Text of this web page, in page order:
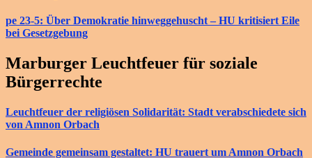
pe 23-5: Über Demokratie hinweggehuscht – HU kritisiert Eile
bei Gesetzgebung
Marburger Leuchtfeuer für soziale
Bürgerrechte
Leuchtfeuer der religiösen Solidarität: Stadt verabschiedete sich
von Amnon Orbach
Gemeinde gemeinsam gestaltet: HU trauert um Amnon Orbach